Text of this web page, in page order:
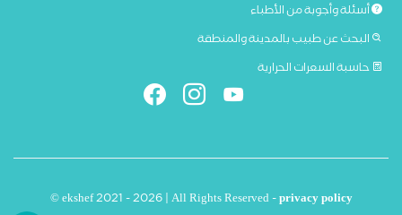
أسئلة وأجوبة من الأطباء
البحث عن طبيب بالمدينة والمنطقة
حاسبة السعرات الحرارية
© ekshef 2021 - 2026 | All Rights Reserved -privacy policy